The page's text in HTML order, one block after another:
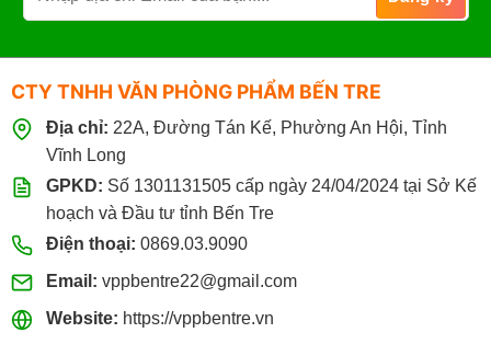
CTY TNHH VĂN PHÒNG PHẨM BẾN TRE
Địa chỉ: 22A, Đường Tán Kế, Phường An Hội, Tỉnh
Vĩnh Long
GPKD: Số 1301131505 cấp ngày 24/04/2024 tại Sở Kế
hoạch và Đầu tư tỉnh Bến Tre
Điện thoại: 0869.03.9090
Email: vppbentre22@gmail.com
Website: https://vppbentre.vn